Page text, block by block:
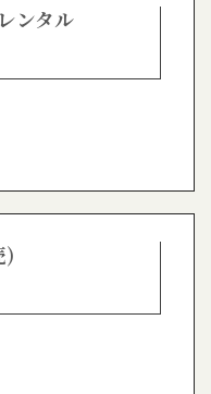
ンタル
)